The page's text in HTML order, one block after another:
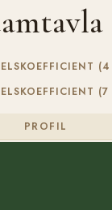
(7
PROFIL